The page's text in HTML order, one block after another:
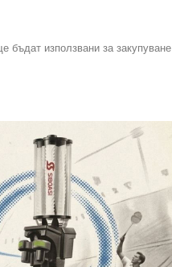
бъдат използвани за закупуване